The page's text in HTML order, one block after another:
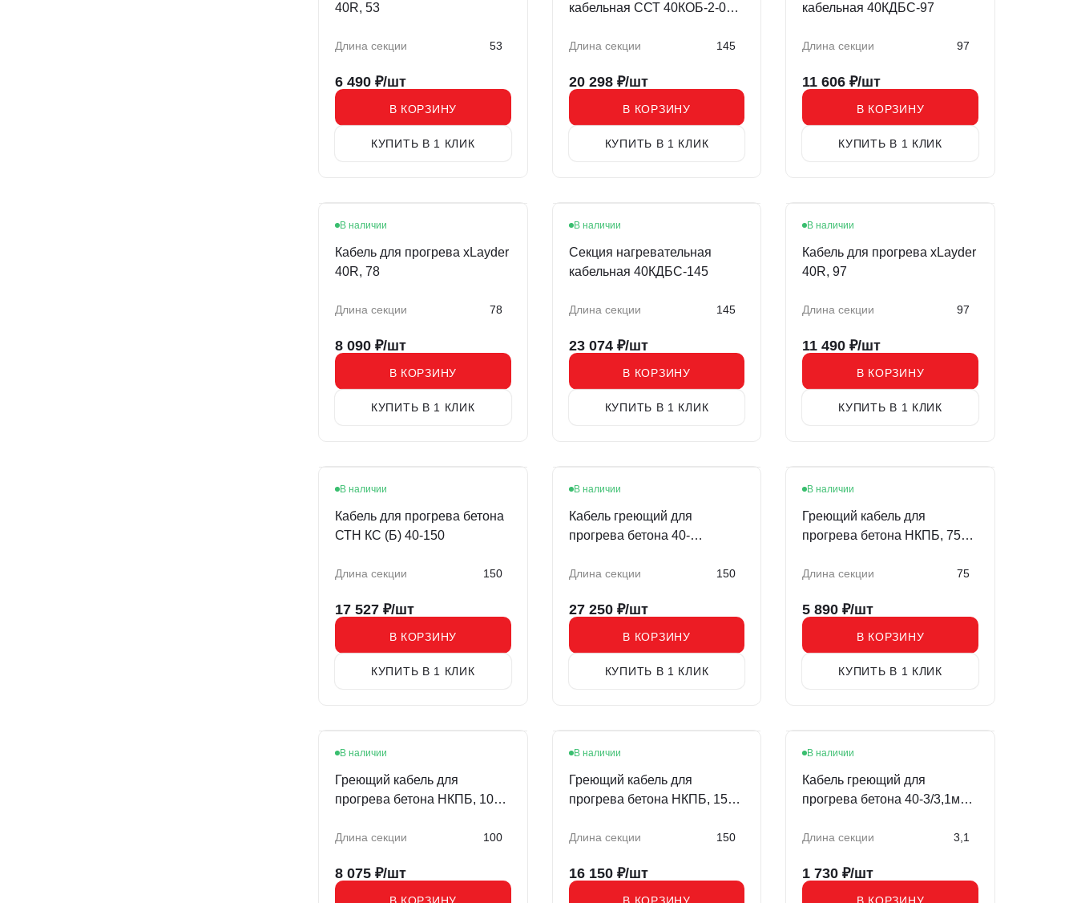
40R, 53
Длина секции 53
6 490 ₽/шт
В КОРЗИНУ
КУПИТЬ В 1 КЛИК
кабельная ССТ 40КОБ-2-01-
Длина секции 145
20 298 ₽/шт
В КОРЗИНУ
КУПИТЬ В 1 КЛИК
кабельная 40КДБС-97
Длина секции 97
11 606 ₽/шт
В КОРЗИНУ
КУПИТЬ В 1 КЛИК
В наличии
Кабель для прогрева xLayder
40R, 78
Длина секции 78
8 090 ₽/шт
В КОРЗИНУ
КУПИТЬ В 1 КЛИК
В наличии
Секция нагревательная
кабельная 40КДБС-145
Длина секции 145
23 074 ₽/шт
В КОРЗИНУ
КУПИТЬ В 1 КЛИК
В наличии
Кабель для прогрева xLayder
40R, 97
Длина секции 97
11 490 ₽/шт
В КОРЗИНУ
КУПИТЬ В 1 КЛИК
Хит
В наличии
Кабель для прогрева бетона
СТН КС (Б) 40-150
Длина секции 150
17 527 ₽/шт
В КОРЗИНУ
КУПИТЬ В 1 КЛИК
В наличии
Кабель греющий для
прогрева бетона 40-
Длина секции 150
27 250 ₽/шт
В КОРЗИНУ
КУПИТЬ В 1 КЛИК
В наличии
Греющий кабель для
прогрева бетона НКПБ, 75
Длина секции 75
5 890 ₽/шт
В КОРЗИНУ
КУПИТЬ В 1 КЛИК
В наличии
Греющий кабель для
прогрева бетона НКПБ, 100
Длина секции 100
8 075 ₽/шт
В КОРЗИНУ
В наличии
Греющий кабель для
прогрева бетона НКПБ, 150
Длина секции 150
16 150 ₽/шт
В КОРЗИНУ
В наличии
Кабель греющий для
прогрева бетона 40-3/3,1м
Длина секции 3,1
1 730 ₽/шт
В КОРЗИНУ